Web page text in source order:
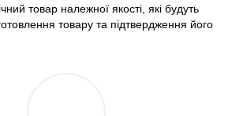
товар належної якості, які будуть
товару та підтвердження його